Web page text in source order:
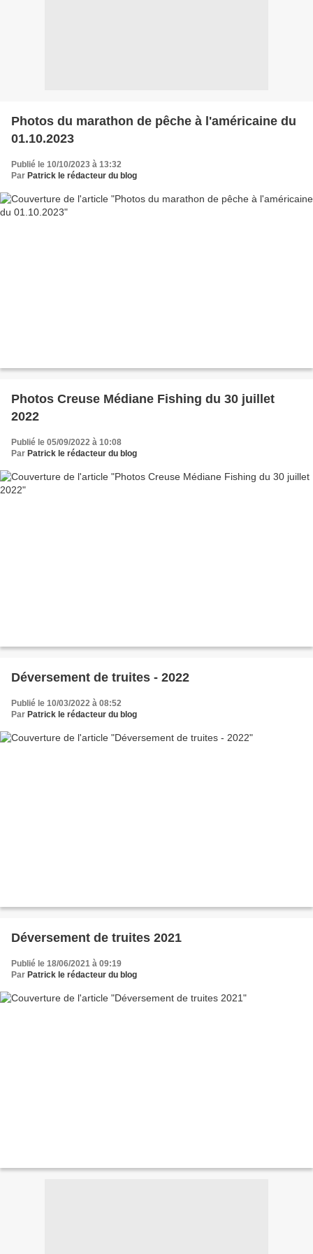
Photos du marathon de pêche à l'américaine du
01.10.2023
Publié le 10/10/2023 à 13:32
Par Patrick le rédacteur du blog
Photos Creuse Médiane Fishing du 30 juillet
2022
Publié le 05/09/2022 à 10:08
Par Patrick le rédacteur du blog
Déversement de truites - 2022
Publié le 10/03/2022 à 08:52
Par Patrick le rédacteur du blog
Déversement de truites 2021
Publié le 18/06/2021 à 09:19
Par Patrick le rédacteur du blog